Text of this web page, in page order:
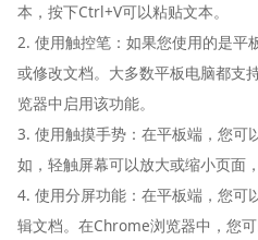
本，按下Ctrl+V可以粘贴文本。
2. 使用触控笔：如果您使用的是平
或修改文档。大多数平板电脑都支
览器中启用该功能。
3. 使用触摸手势：在平板端，您可
如，轻触屏幕可以放大或缩小页面
4. 使用分屏功能：在平板端，您可
辑文档。在Chrome浏览器中，您可